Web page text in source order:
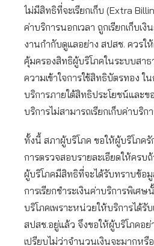
ไม่มีสิทธิที่จะเรียกเก็บ (Extra
ค่าบริการนอกเวลา ถูกเรียกเก็บ
งานกำกับดูแลอย่าง สปสช. ควร
คุ้มครองสิทธิผู้บริโภคในระบบสา
ความเข้าใจการใช้สิทธิบัตรทอง ใ
บริการภายใต้สิทธิประโยชน์และข
บริการไม่สามารถเรียกเก็บค่าบริก
ทั้งนี้ สภาผู้บริโภค ขอให้ผู้บริโภค
การตรวจสอบรายละเอียดให้ครบ
ผู้บริโภคมีสิทธิที่จะได้รับทราบข้อ
การเรียกชำระเงินค่าบริการพิเศษ
บริโภคเพราะหน่วยให้บริการได้รั
สปสช.อยู่แล้ว จึงขอให้ผู้บริโภคอย่
เปรียบไม่ว่าจำนวนเงินจะมากห